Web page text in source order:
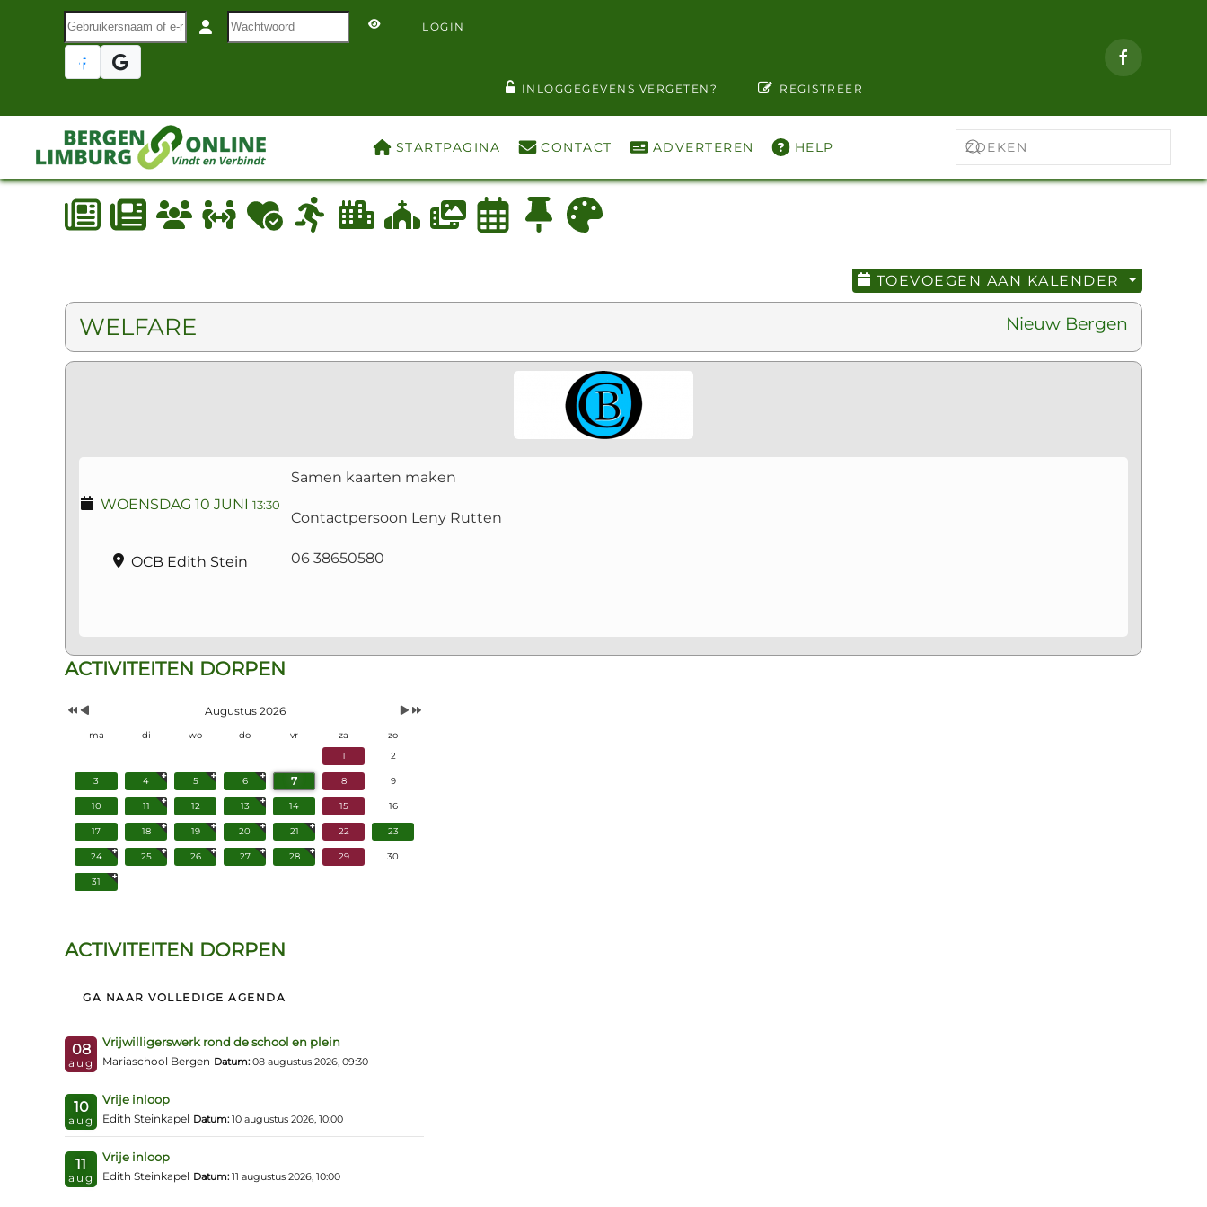
Terug naar hoofdinhoud
Gebruikersnaam of e-mail
LOGIN
INLOGGEGEVENS VERGETEN? REGISTREER
STARTPAGINA CONTACT ADVERTEREN HELP
TOEVOEGEN AAN KALENDER
WELFARE Nieuw Bergen
WOENSDAG 10 JUNI 13:30
OCB Edith Stein
Samen kaarten maken
Contactpersoon Leny Rutten
06 38650580
ACTIVITEITEN DORPEN
Vorig
Jaar
Vorige
Maand
Volgend
Volgende
Augustus 2026
ma di wo do vr za
zo
1
2
3 4 5 6 7 8 9
10 11 12 13 14 15 16
17 18 19 20 21 22 23
24 25 26 27 28 29 30
31
ACTIVITEITEN DORPEN
GA NAAR VOLLEDIGE AGENDA
08
aug
Vrijwilligerswerk rond de school en plein
Mariaschool Bergen Datum: 08 augustus 2026, 09:30
10
aug
Vrije inloop
Edith Steinkapel Datum: 10 augustus 2026, 10:00
11
aug
Vrije inloop
Edith Steinkapel Datum: 11 augustus 2026, 10:00